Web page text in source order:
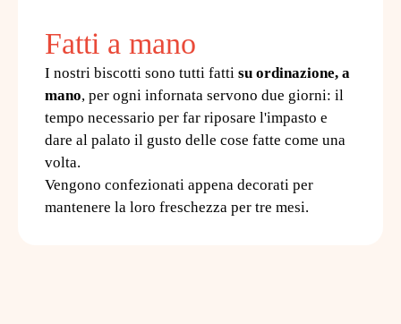
Fatti a mano
I nostri biscotti sono tutti fatti su ordinazione, a
mano, per ogni infornata servono due giorni: il
tempo necessario per far riposare l'impasto e
dare al palato il gusto delle cose fatte come una
volta.
Vengono confezionati appena decorati per
mantenere la loro freschezza per tre mesi.